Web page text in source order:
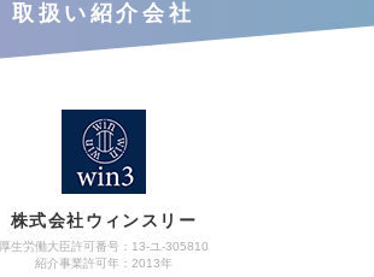
取扱い紹介会社
株式会社ウィンスリー
厚生労働大臣許可番号：13-ユ-305810
紹介事業許可年：2013年